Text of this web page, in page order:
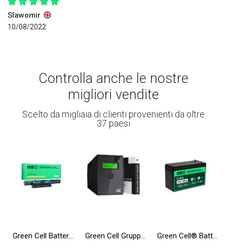
Slawomir
10/08/2022
Controlla anche le nostre
migliori vendite
Scelto da migliaia di clienti provenienti da oltre
37 paesi
Green Cell Batteria AS10D31 AS10D41 AS10D51 AS10D71 per Acer Aspire 5741 5741G 5742 5742G 5750 5750G E1-521 E1-531 E1-571 Green Cell Gruppo di continuità UPS 600VA 360W con display LCD + Nuova App Green Cell® Batteria AGM 12V 9Ah accumulatore sigillata per UPS USV Batteria tampone Riserva la batteria